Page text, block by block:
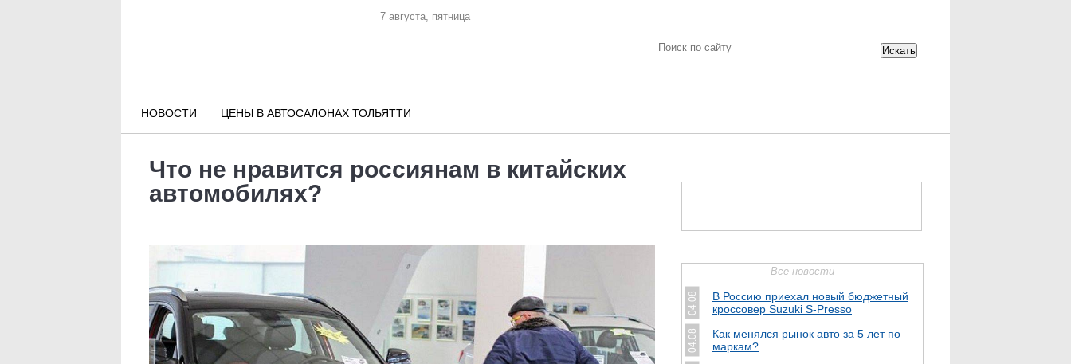
7 августа, пятница
Искать
НОВОСТИ ЦЕНЫ В АВТОСАЛОНАХ ТОЛЬЯТТИ
Что не нравится россиянам в китайских
автомобилях?
Все новости
04.08
В Россию приехал новый бюджетный
кроссовер Suzuki S-Presso
04.08
Как менялся рынок авто за 5 лет по
маркам?